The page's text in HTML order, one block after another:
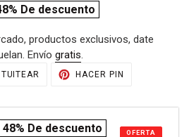
De descuento
productos exclusivos, date
Envío gratis.
TUITEAR TUITEARHACER PIN
compare
48% De descuento OFERTA